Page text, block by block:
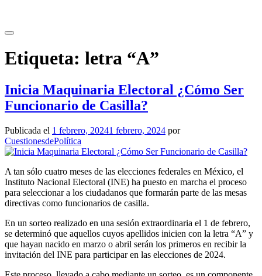
contenido
Etiqueta: letra “A”
Inicia Maquinaria Electoral ¿Cómo Ser
Funcionario de Casilla?
Publicada el 1 febrero, 20241 febrero, 2024 por
CuestionesdePolítica
A tan sólo cuatro meses de las elecciones federales en México, el
Instituto Nacional Electoral (INE) ha puesto en marcha el proceso
para seleccionar a los ciudadanos que formarán parte de las mesas
directivas como funcionarios de casilla.
En un sorteo realizado en una sesión extraordinaria el 1 de febrero,
se determinó que aquellos cuyos apellidos inicien con la letra “A” y
que hayan nacido en marzo o abril serán los primeros en recibir la
invitación del INE para participar en las elecciones de 2024.